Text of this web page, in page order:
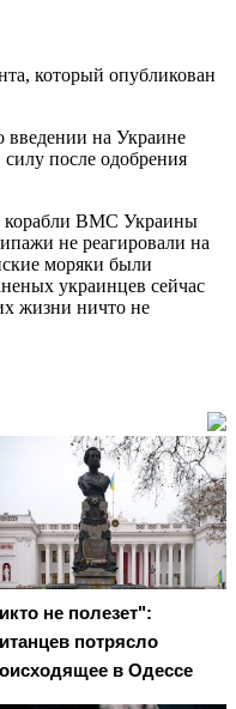
который опубликован
введении на Украине
после одобрения
корабли ВМС Украины
не реагировали на
моряки были
украинцев сейчас
жизни ничто не
не полезет":
потрясло
в Одессе